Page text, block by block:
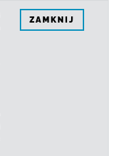
ZAMKNIJ